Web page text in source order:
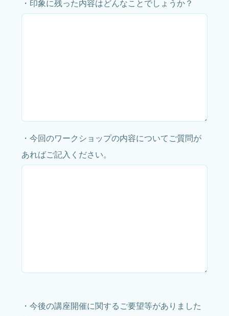
・印象に残った内容はどんなことでしょうか？
・今回のワークショップの内容についてご質問が
あればご記入ください。
・今後の講座開催に関するご要望等がありました